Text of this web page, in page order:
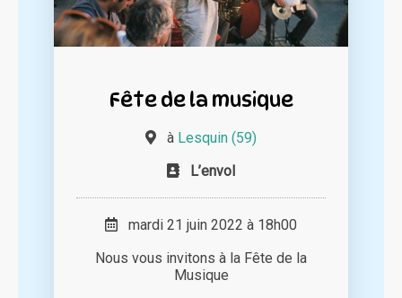
Fête de la musique
à Lesquin (59)
L’envol
mardi 21 juin 2022 à 18h00
Nous vous invitons à la Fête de la
Musique